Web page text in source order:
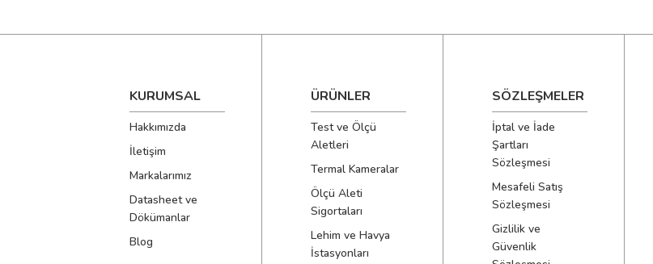
KURUMSAL
Hakkımızda
İletişim
Markalarımız
Datasheet ve
Dökümanlar
Blog
ÜRÜNLER
Test ve Ölçü
Aletleri
Termal Kameralar
Ölçü Aleti
Sigortaları
Lehim ve Havya
İstasyonları
SÖZLEŞMELER
İptal ve İade
Şartları
Sözleşmesi
Mesafeli Satış
Sözleşmesi
Gizlilik ve
Güvenlik